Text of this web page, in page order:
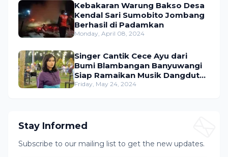
Kebakaran Warung Bakso Desa
Kendal Sari Sumobito Jombang
Berhasil di Padamkan
Monday, April 08, 2024
Singer Cantik Cece Ayu dari
Bumi Blambangan Banyuwangi
Siap Ramaikan Musik Dangdut
Indonesia
Friday, May 24, 2024
Stay Informed
Subscribe to our mailing list to get the new updates.